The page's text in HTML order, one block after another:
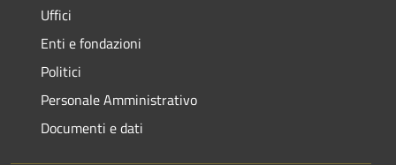
Uffici
Enti e fondazioni
Politici
Personale Amministrativo
Documenti e dati